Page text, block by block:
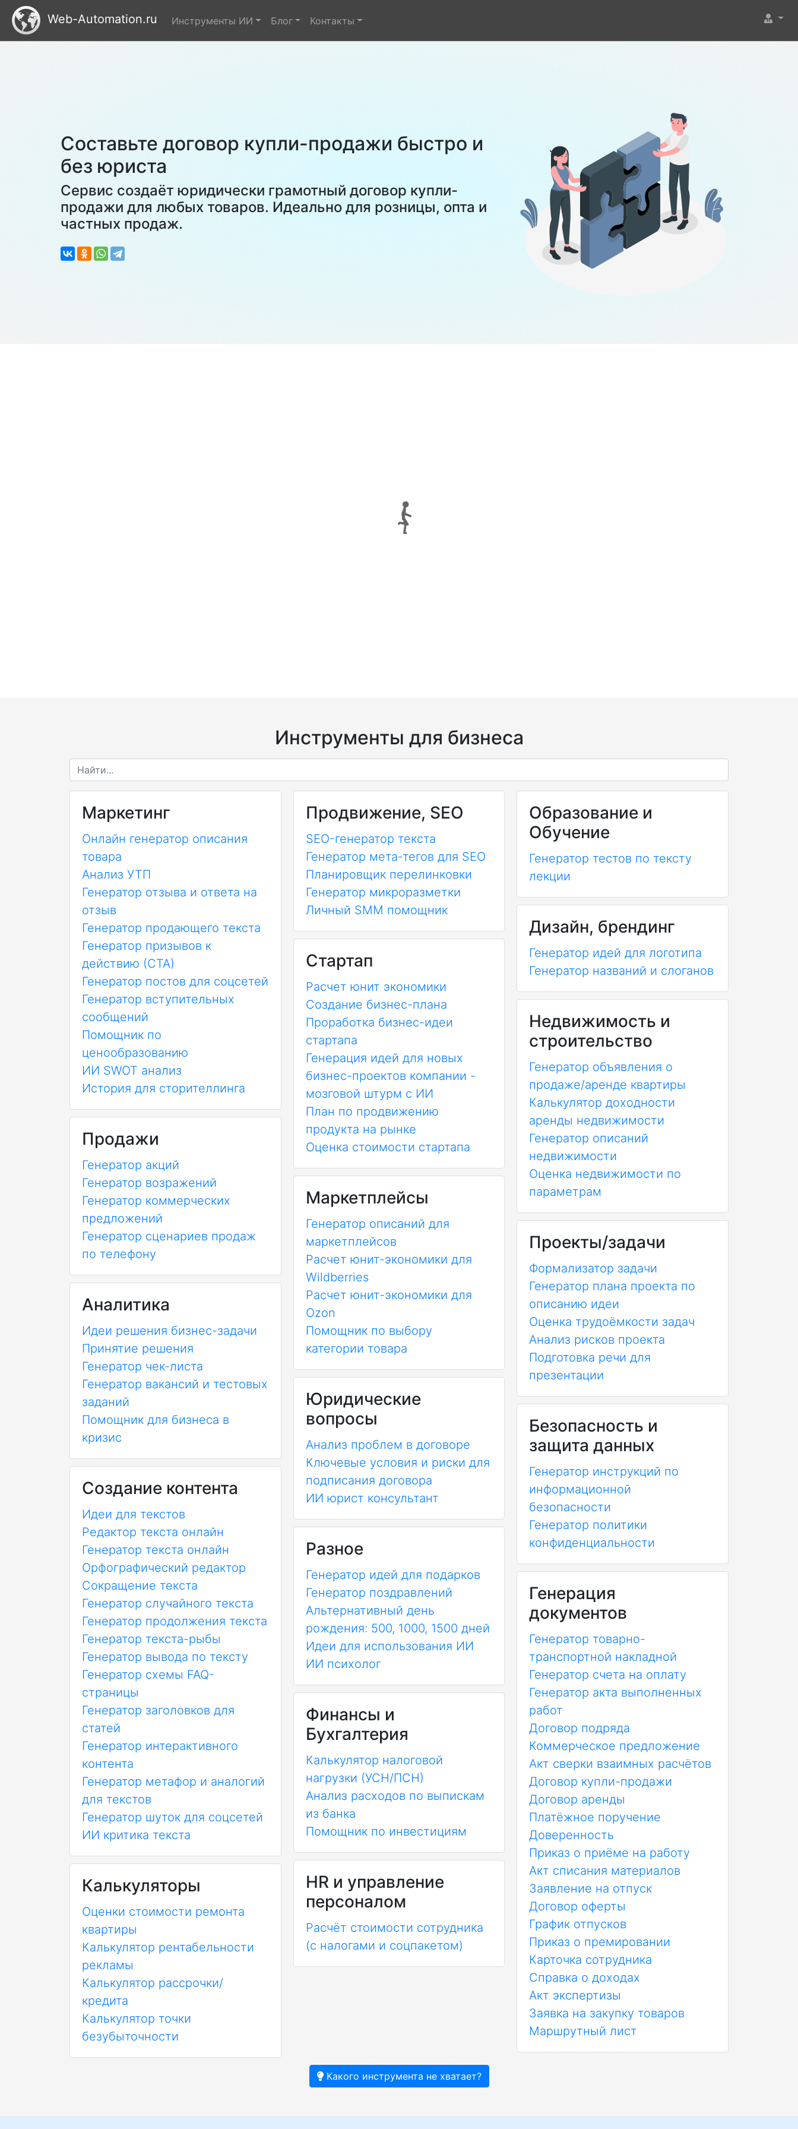
Web-Automation.ru Инструменты ИИ Блог Контакты
Составьте договор купли-продажи быстро и
без юриста
Сервис создаёт юридически грамотный договор купли-
продажи для любых товаров. Идеально для розницы, опта и
частных продаж.
Инструменты для бизнеса
Маркетинг
Онлайн генератор описания
товара
Анализ УТП
Генератор отзыва и ответа на
отзыв
Генератор продающего текста
Генератор призывов к
действию (CTA)
Генератор постов для соцсетей
Генератор вступительных
сообщений
Помощник по
ценообразованию
ИИ SWOT анализ
История для сторителлинга
Продажи
Генератор акций
Генератор возражений
Генератор коммерческих
предложений
Генератор сценариев продаж
по телефону
Аналитика
Идеи решения бизнес-задачи
Принятие решения
Генератор чек-листа
Генератор вакансий и тестовых
заданий
Помощник для бизнеса в
кризис
Создание контента
Идеи для текстов
Редактор текста онлайн
Генератор текста онлайн
Орфографический редактор
Сокращение текста
Генератор случайного текста
Генератор продолжения текста
Генератор текста-рыбы
Генератор вывода по тексту
Генератор схемы FAQ-
страницы
Генератор заголовков для
статей
Генератор интерактивного
контента
Генератор метафор и аналогий
для текстов
Генератор шуток для соцсетей
ИИ критика текста
Калькуляторы
Оценки стоимости ремонта
квартиры
Калькулятор рентабельности
рекламы
Калькулятор рассрочки/
кредита
Калькулятор точки
безубыточности
Продвижение, SEO
SEO-генератор текста
Генератор мета-тегов для SEO
Планировщик перелинковки
Генератор микроразметки
Личный SMM помощник
Стартап
Расчет юнит экономики
Создание бизнес-плана
Проработка бизнес-идеи
стартапа
Генерация идей для новых
бизнес-проектов компании -
мозговой штурм с ИИ
План по продвижению
продукта на рынке
Оценка стоимости стартапа
Маркетплейсы
Генератор описаний для
маркетплейсов
Расчет юнит-экономики для
Wildberries
Расчет юнит-экономики для
Ozon
Помощник по выбору
категории товара
Юридические
вопросы
Анализ проблем в договоре
Ключевые условия и риски для
подписания договора
ИИ юрист консультант
Разное
Генератор идей для подарков
Генератор поздравлений
Альтернативный день
рождения: 500, 1000, 1500 дней
Идеи для использования ИИ
ИИ психолог
Финансы и
Бухгалтерия
Калькулятор налоговой
нагрузки (УСН/ПСН)
Анализ расходов по выпискам
из банка
Помощник по инвестициям
HR и управление
персоналом
Расчёт стоимости сотрудника
(с налогами и соцпакетом)
Образование и
Обучение
Генератор тестов по тексту
лекции
Дизайн, брендинг
Генератор идей для логотипа
Генератор названий и слоганов
Недвижимость и
строительство
Генератор объявления о
продаже/аренде квартиры
Калькулятор доходности
аренды недвижимости
Генератор описаний
недвижимости
Оценка недвижимости по
параметрам
Проекты/задачи
Формализатор задачи
Генератор плана проекта по
описанию идеи
Оценка трудоёмкости задач
Анализ рисков проекта
Подготовка речи для
презентации
Безопасность и
защита данных
Генератор инструкций по
информационной
безопасности
Генератор политики
конфиденциальности
Генерация
документов
Генератор товарно-
транспортной накладной
Генератор счета на оплату
Генератор акта выполненных
работ
Договор подряда
Коммерческое предложение
Акт сверки взаимных расчётов
Договор купли-продажи
Договор аренды
Платёжное поручение
Доверенность
Приказ о приёме на работу
Акт списания материалов
Заявление на отпуск
Договор оферты
График отпусков
Приказ о премировании
Карточка сотрудника
Справка о доходах
Акт экспертизы
Заявка на закупку товаров
Маршрутный лист
Какого инструмента не хватает?